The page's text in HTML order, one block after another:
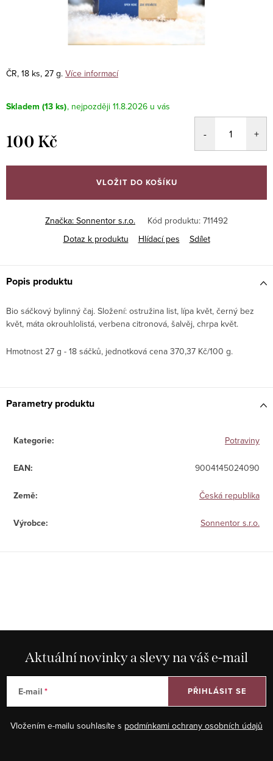
ČR, 18 ks, 27 g. Více informací
Skladem (13 ks) 11.8.2026
100 Kč
cena:
VLOŽIT DO KOŠÍKU
Značka: Sonnentor s.r.o. Kód produktu: 711492
Dotaz k produktu
Hlídací pes Sdílet
Popis produktu
Bio sáčkový bylinný čaj. Složení: ostružina list, lípa květ, černý bez
květ, máta okrouhlolistá, verbena citronová, šalvěj, chrpa květ.
Hmotnost 27 g - 18 sáčků, jednotková cena 370,37 Kč/100 g.
Parametry produktu
Kategorie: Potraviny
EAN: 9004145024090
Země: Česká republika
Výrobce: Sonnentor s.r.o.
Aktuální novinky a slevy na váš e-mail
E-mail
Vložením e-mailu souhlasíte s podmínkami ochrany osobních údajů
PŘIHLÁSIT SE